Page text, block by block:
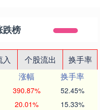
跌榜
个股流出
换手率
涨幅
换手率
390.87% 52.45%
20.01% 15.33%